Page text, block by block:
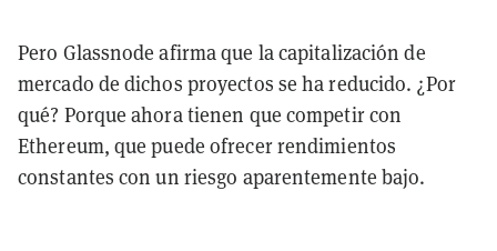
Pero Glassnode afirma que la capitalización de
mercado de dichos proyectos se ha reducido. ¿Por
qué? Porque ahora tienen que competir con
Ethereum, que puede ofrecer rendimientos
constantes con un riesgo aparentemente bajo.